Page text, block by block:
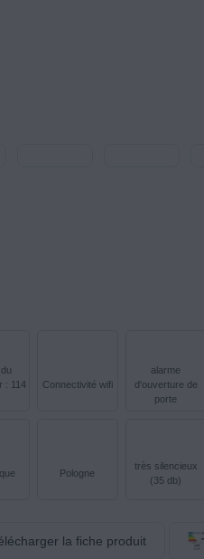
: 114
Connectivité wifi
alarme
d'ouverture de
porte
Pologne
très silencieux
(35 db)
la fiche produit